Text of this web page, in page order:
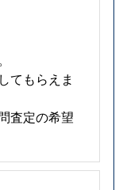
てもらえま
査定の希望